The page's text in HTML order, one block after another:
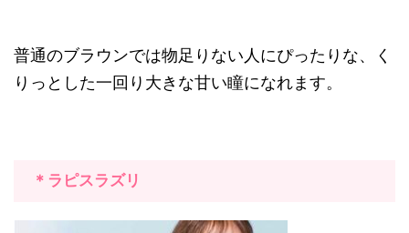
普通のブラウンでは物足りない人にぴったりな、く
りっとした一回り大きな甘い瞳になれます。
＊ラピスラズリ